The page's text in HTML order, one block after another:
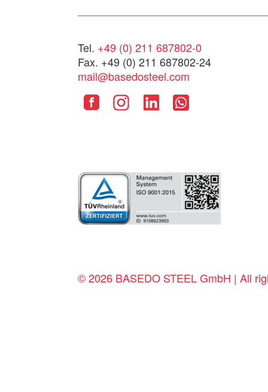
Tel. +49 (0) 211 687802-0
Fax. +49 (0) 211 687802-24
mail@basedosteel.com
© 2026 BASEDO STEEL GmbH | All